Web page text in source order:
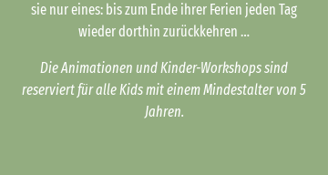
sie nur eines: bis zum Ende ihrer Ferien jeden Tag
wieder dorthin zurückkehren …
Die Animationen und Kinder-Workshops sind
reserviert für alle Kids mit einem Mindestalter von 5
Jahren.